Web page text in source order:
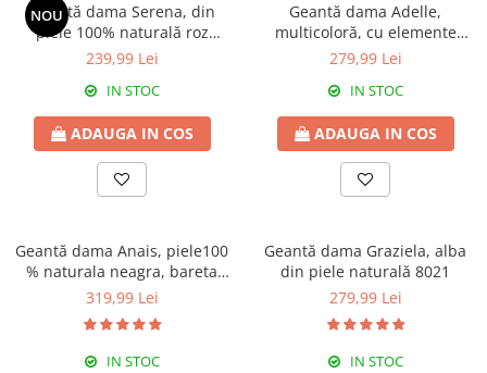
NOU
Geantă dama Serena, din
piele 100% naturală roz
pudrat 8244
239,99 Lei
IN STOC
ADAUGA IN COS
Geantă dama Adelle,
multicoloră, cu elemente
florale și barete roz 8046
279,99 Lei
IN STOC
ADAUGA IN COS
Geantă dama Anais, piele100
% naturala neagra, bareta
metalica, 8105
319,99 Lei
IN STOC
Geantă dama Graziela, alba
din piele naturală 8021
279,99 Lei
IN STOC